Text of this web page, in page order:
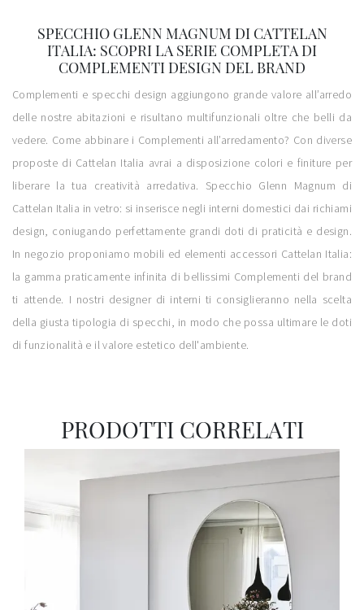
SPECCHIO GLENN MAGNUM DI CATTELAN
ITALIA: SCOPRI LA SERIE COMPLETA DI
COMPLEMENTI DESIGN DEL BRAND
Complementi e specchi design aggiungono grande valore all’arredo
delle nostre abitazioni e risultano multifunzionali oltre che belli da
vedere. Come abbinare i Complementi all’arredamento? Con diverse
proposte di Cattelan Italia avrai a disposizione colori e finiture per
liberare la tua creatività arredativa. Specchio Glenn Magnum di
Cattelan Italia in vetro: si inserisce negli interni domestici dai richiami
design, coniugando perfettamente grandi doti di praticità e design.
In negozio proponiamo mobili ed elementi accessori Cattelan Italia:
la gamma praticamente infinita di bellissimi Complementi del brand
ti attende. I nostri designer di interni ti consiglieranno nella scelta
della giusta tipologia di specchi, in modo che possa ultimare le doti
di funzionalità e il valore estetico dell'ambiente.
PRODOTTI CORRELATI